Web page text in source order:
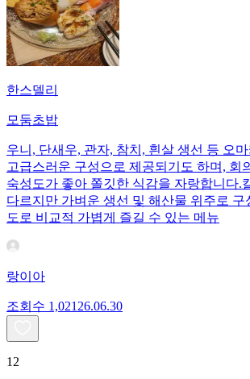
한스델리
모둠초밥
우니, 단새우, 관자, 참치, 흰살 생선 등 오
고급스러운 구성으로 제공되기도 하며, 회
숙성도가 좋아 쫄깃한 식감을 자랑합니다.
다르지만 가벼운 생선 및 해산물 위주로 구
도로 비교적 가볍게 즐길 수 있는 메뉴
랑이아
조회수 1,021 26.06.30
12